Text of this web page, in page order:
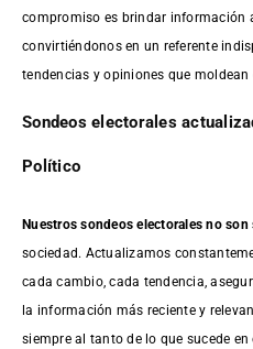
compromiso es brindar información
convirtiéndonos en un referente
tendencias y opiniones que
Sondeos electorales
Político
Nuestros sondeos electorales no
sociedad. Actualizamos
cada cambio, cada tendencia,
la información más reciente y
siempre al tanto de lo que sucede